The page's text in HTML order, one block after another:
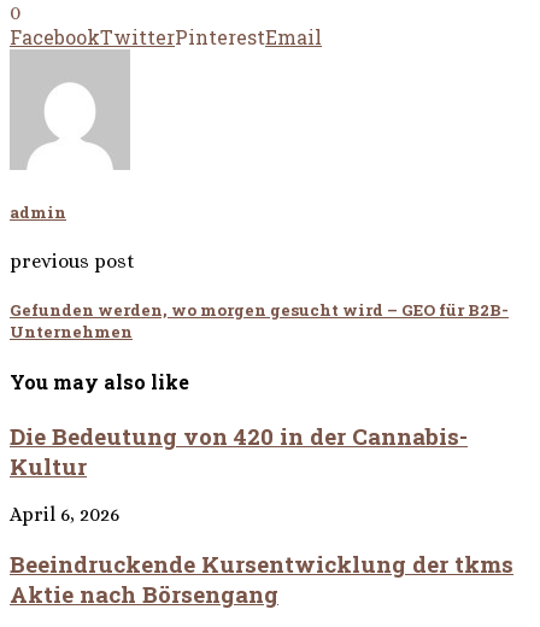
0
FacebookTwitterPinterestEmail
admin
previous post
Gefunden werden, wo morgen gesucht wird – GEO für B2B-
Unternehmen
You may also like
Die Bedeutung von 420 in der Cannabis-
Kultur
April 6, 2026
Beeindruckende Kursentwicklung der tkms
Aktie nach Börsengang